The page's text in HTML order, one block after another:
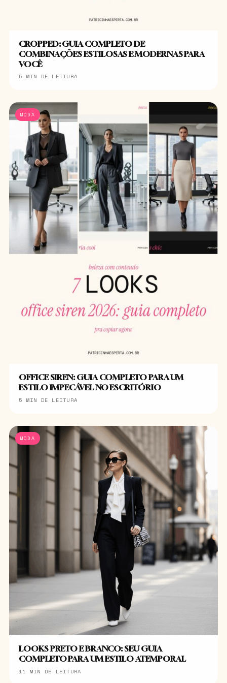
CROPPED: GUIA COMPLETO DE
COMBINAÇÕES ESTILOSAS E MODERNAS PARA
VOCÊ
5 MIN DE LEITURA
MODA
OFFICE SIREN: GUIA COMPLETO PARA UM
ESTILO IMPECÁVEL NO ESCRITÓRIO
5 MIN DE LEITURA
MODA
LOOKS PRETO E BRANCO: SEU GUIA
COMPLETO PARA UM ESTILO ATEMPORAL
11 MIN DE LEITURA